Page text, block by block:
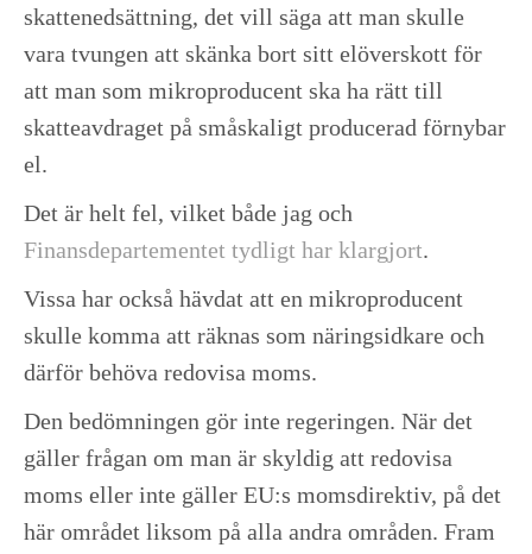
skattenedsättning, det vill säga att man skulle
vara tvungen att skänka bort sitt elöverskott för
att man som mikroproducent ska ha rätt till
skatteavdraget på småskaligt producerad förnybar
el.
Det är helt fel, vilket både jag och
Finansdepartementet tydligt har klargjort.
Vissa har också hävdat att en mikroproducent
skulle komma att räknas som näringsidkare och
därför behöva redovisa moms.
Den bedömningen gör inte regeringen. När det
gäller frågan om man är skyldig att redovisa
moms eller inte gäller EU:s momsdirektiv, på det
här området liksom på alla andra områden. Fram